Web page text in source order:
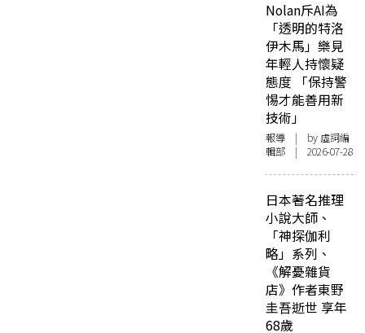
Nolan斥AI為
「透明的特洛
伊木馬」樂見
年輕人持懷疑
態度 「保持警
惕才能善用新
技術」
報導 | by 虛詞編
輯部 | 2026-07-28
日本著名推理
小說大師、
「神探伽利
略」系列、
《解憂雜貨
店》作者東野
圭吾逝世 享年
68歲